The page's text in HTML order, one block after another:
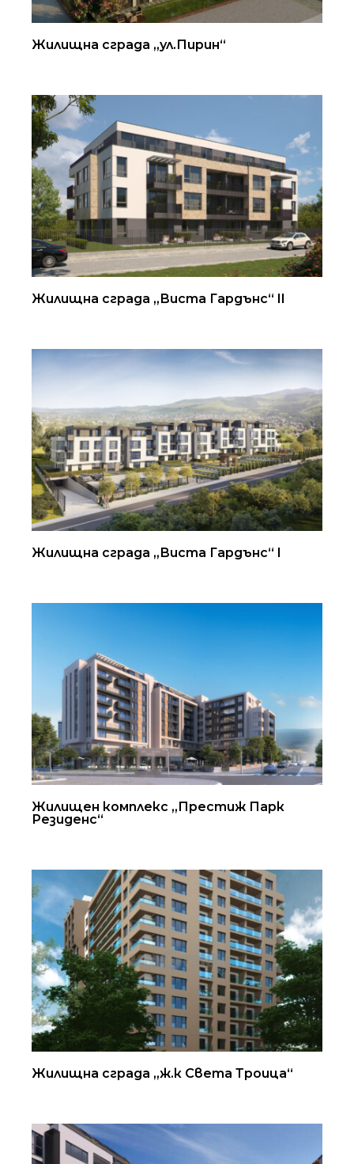
Жилищна сграда „ул.Пирин“
Жилищна сграда „Виста Гардънс“ II
Жилищна сграда „Виста Гардънс“ I
Жилищен комплекс „Престиж Парк
Резиденс“
Жилищна сграда „ж.к Света Троица“